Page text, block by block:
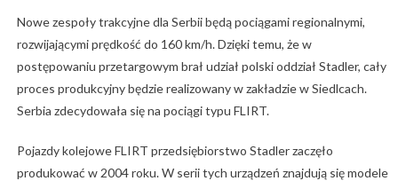
Nowe zespoły trakcyjne dla Serbii będą pociągami regionalnymi,
rozwijającymi prędkość do 160 km/h. Dzięki temu, że w
postępowaniu przetargowym brał udział polski oddział Stadler, cały
proces produkcyjny będzie realizowany w zakładzie w Siedlcach.
Serbia zdecydowała się na pociągi typu FLIRT.
Pojazdy kolejowe FLIRT przedsiębiorstwo Stadler zaczęło
produkować w 2004 roku. W serii tych urządzeń znajdują się modele